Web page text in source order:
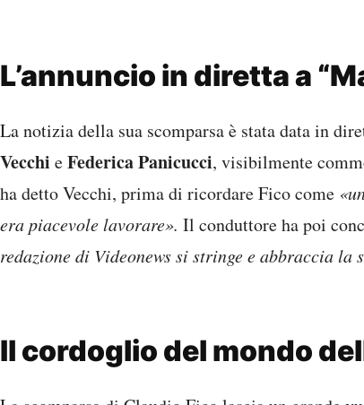
L’annuncio in diretta a
La notizia della sua scomparsa è stata data in
Vecchi eFederica Panicucci, visibilmente
ha detto Vecchi, prima di ricordare Fico come
era piacevole lavorare». Il conduttore ha poi
redazione di Videonews si stringe e abbraccia la
Il cordoglio del mondo